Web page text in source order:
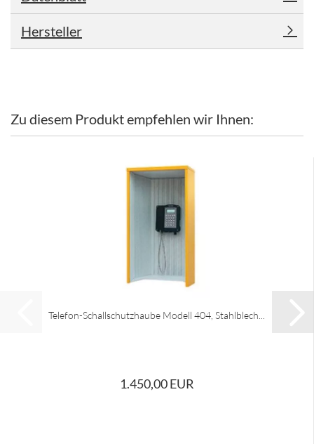
Hersteller
Zu diesem Produkt empfehlen wir Ihnen:
Telefon-Schallschutzhaube Modell 404, Stahlblech...
1.450,00 EUR